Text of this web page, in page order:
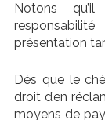
Notons
présentation
Dès que le
droit d’en
moyens de